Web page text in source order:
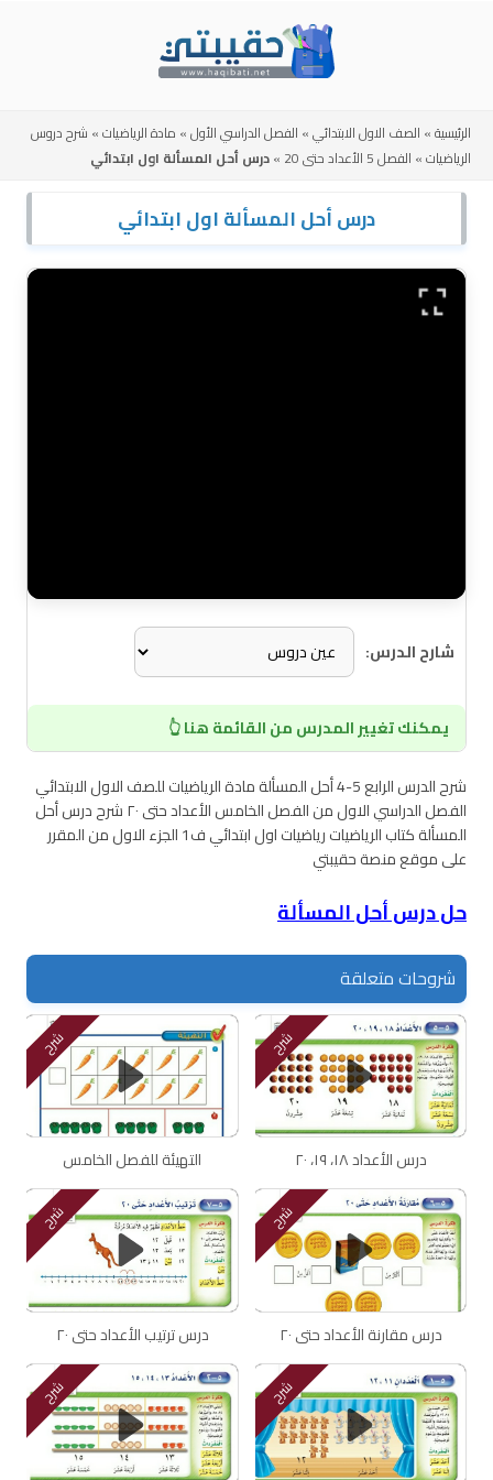
الرئيسية» الصف الاول الابتدائي» الفصل الدراسي الأول» مادة الرياضيات» شرح دروس
الرياضيات» الفصل 5 الأعداد حتى 20 »درس أحل المسألة اول ابتدائي
درس أحل المسألة اول ابتدائي
شارح الدرس:
يمكنك تغيير المدرس من القائمة هنا 👆
شرح الدرس الرابع 5-4 أحل المسألة مادة الرياضيات للصف الاول الابتدائي
الفصل الدراسي الاول من الفصل الخامس الأعداد حتى ٢٠ شرح درس أحل
المسألة كتاب الرياضيات رياضيات اول ابتدائي ف1 الجزء الاول من المقرر
على موقع منصة حقيبتي
حل درس أحل المسألة
شروحات متعلقة
شرح
درس الأعداد ١٨، ١٩، ٢٠
شرح
التهيئة للفصل الخامس
شرح
درس مقارنة الأعداد حتى ٢٠
شرح
درس ترتيب الأعداد حتى ٢٠
شرح شرح